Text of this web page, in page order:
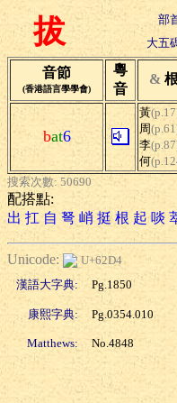
拔 部
大五
音節
(香港語言學學會)
粵
音
&
bat6
黃
周
李
何
搜索次數: 50690
配搭點:
出 扛 自 弩 峭 挺 根 起 啖
Unicode:
U+62D4
漢語大字典:
Pg.1850
康熙字典: Pg.0354.010
Matthews: No.4848